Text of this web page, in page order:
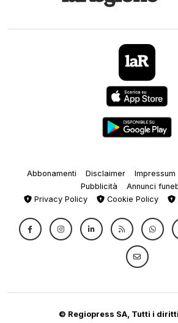
Abbonamenti Disclaimer Impressum
Pubblicità
Annunci
Privacy Policy
Cookie Policy
© Regiopress SA, Tutti i